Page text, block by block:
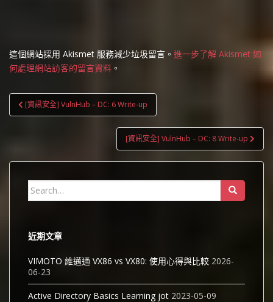
這個網站採用 Akismet 服務減少垃圾留言。 進一步了解 Akismet 如
何處理網站訪客的留言資料 。
文
章
[資訊安全] VulnHub – DC: 6 Write-up
[資訊安全] VulnHub – DC: 8 Write-up
Search
for:
近期文章
VIMOTO 維邁通 VX86 vs VX80: 使用心得與比較 2026-
06-23
Active Directory Basics Learning jot 2023-05-09